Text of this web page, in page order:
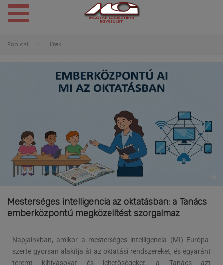
Főoldal Hírek
Mesterséges intelligencia az oktatásban: a Tanács
emberközpontú megközelítést szorgalmaz
Napjainkban, amikor a mesterséges intelligencia (MI) Európa-
szerte gyorsan alakítja át az oktatási rendszereket, és egyaránt
teremt kihívásokat és lehetőségeket, a Tanács azt